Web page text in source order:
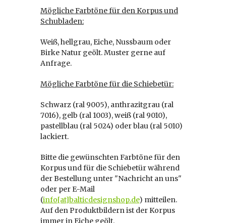
Mögliche Farbtöne für den Korpus und
Schubladen:
Weiß, hellgrau, Eiche, Nussbaum oder
Birke Natur geölt. Muster gerne auf
Anfrage.
Mögliche Farbtöne für die Schiebetür:
Schwarz (ral 9005), anthrazitgrau (ral
7016), gelb (ral 1003), weiß (ral 9010),
pastellblau (ral 5024) oder blau (ral 5010)
lackiert.
Bitte die gewünschten Farbtöne für den
Korpus und für die Schiebetür während
der Bestellung unter "Nachricht an uns"
oder per E-Mail
(info[at]balticdesignshop.de) mitteilen.
Auf den Produktbildern ist der Korpus
immer in Eiche geölt.